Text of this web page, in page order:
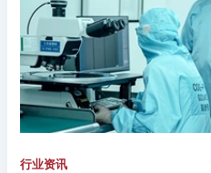
行业资讯